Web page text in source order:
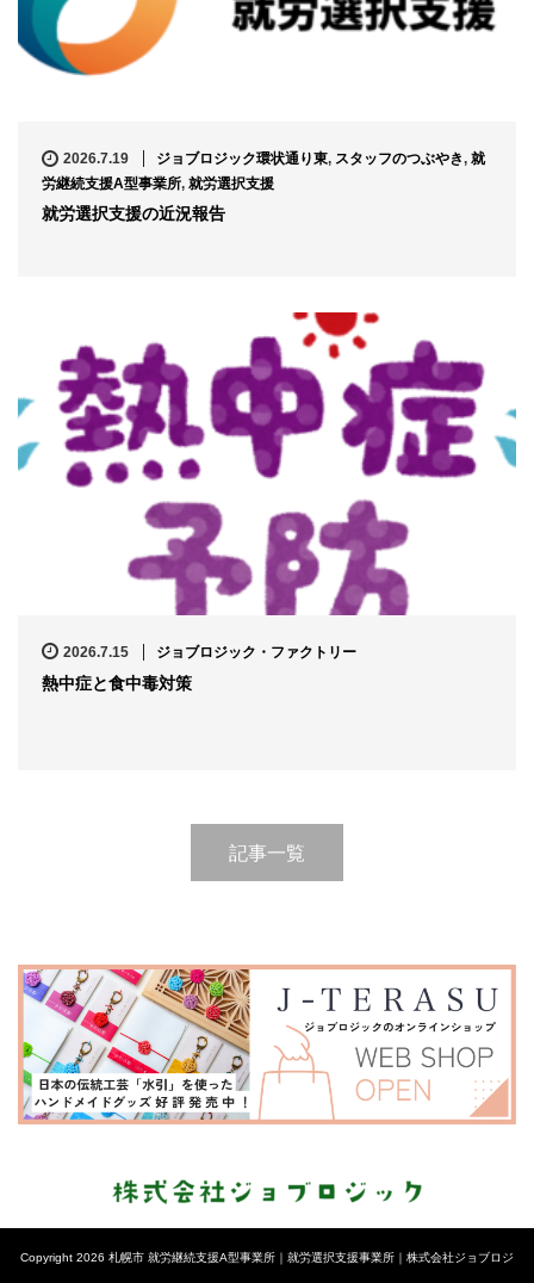
2026.7.19 ジョブロジック環状通り東, スタッフのつぶやき, 就
労継続支援A型事業所, 就労選択支援
就労選択支援の近況報告
2026.7.15 ジョブロジック・ファクトリー
熱中症と食中毒対策
記事一覧
Copyright 2026 札幌市 就労継続支援A型事業所｜就労選択支援事業所｜株式会社ジョブロジ